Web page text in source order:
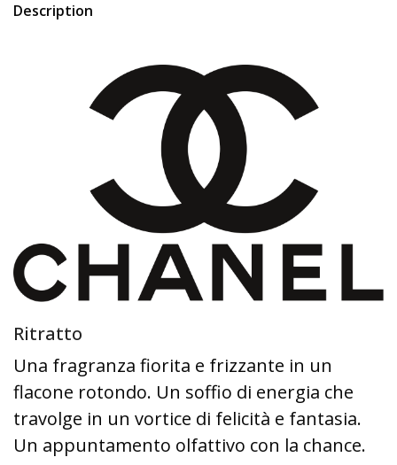
Description
Ritratto
Una fragranza fiorita e frizzante in un
flacone rotondo. Un soffio di energia che
travolge in un vortice di felicità e fantasia.
Un appuntamento olfattivo con la chance.